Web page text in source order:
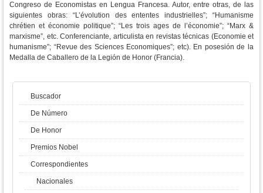
Congreso de Economistas en Lengua Francesa. Autor, entre otras, de las
siguientes obras: “L’évolution des ententes industrielles”; “Humanisme
chrétien et économie politique”; “Les trois ages de l’économie”; “Marx &
marxisme”, etc. Conferenciante, articulista en revistas técnicas (Economie et
humanisme”; “Revue des Sciences Economiques”; etc). En posesión de la
Medalla de Caballero de la Legión de Honor (Francia).
Buscador
De Número
De Honor
Premios Nobel
Correspondientes
Nacionales